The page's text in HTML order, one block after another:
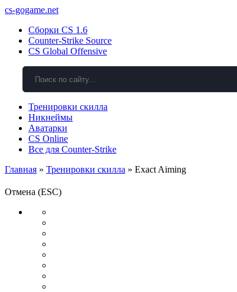
cs-gogame.net
Сборки CS 1.6
Counter-Strike Source
CS Global Offensive
Тренировки скилла
Никнеймы
Аватарки
CS Online
Все для Counter-Strike
Главная » Тренировки скилла » Exact Aiming
Отмена (ESC)